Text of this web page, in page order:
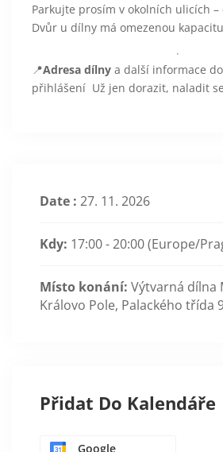
Parkujte prosím v okolních ulicích
Dvůr u dílny má omezenou
📍Adresa dílny a další informace
přihlášení Už jen dorazit, naladit
Date : 27. 11. 2026
Kdy: 17:00 - 20:00(Europe/
Místo konání: Výtvarná dílna
Královo Pole, Palackého třída
Přidat Do Kalendáře
Google